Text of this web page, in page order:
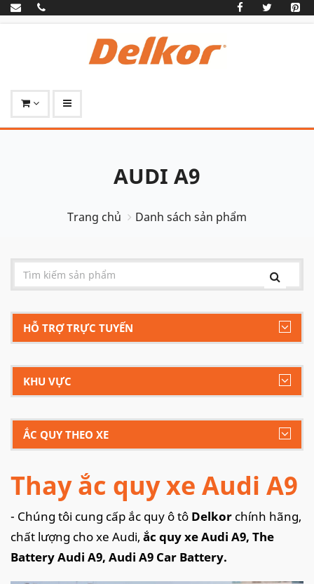
AUDI A9
Trang chủ Danh sách sản phẩm
HỖ TRỢ TRỰC TUYẾN
KHU VỰC
ẮC QUY THEO XE
Thay ắc quy xe Audi A9
- Chúng tôi cung cấp ắc quy ô tô Delkor chính hãng,
chất lượng cho xe Audi, ắc quy xe Audi A9, The
Battery Audi A9, Audi A9 Car Battery.